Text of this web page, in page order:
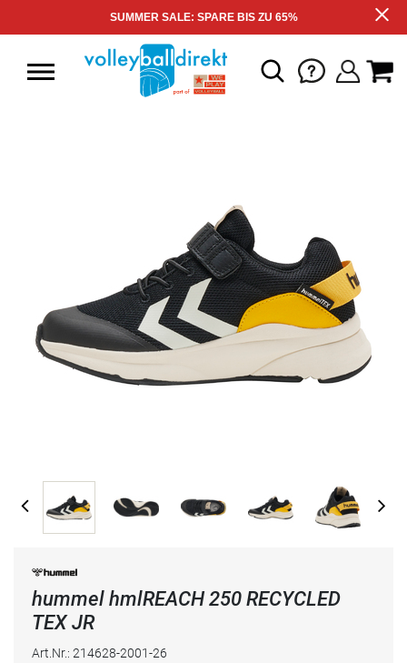
SUMMER SALE: SPARE BIS ZU 65%
hummel hmlREACH 250 RECYCLED
TEX JR
Art.Nr.: 214628-2001-26